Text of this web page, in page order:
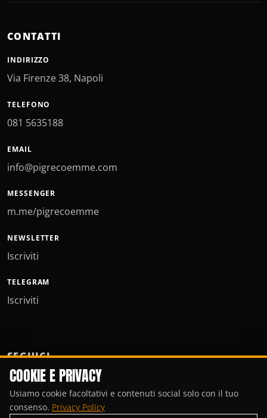
CONTATTI
INDIRIZZO
Via Firenze 38, Napoli
TELEFONO
081 5635188
EMAIL
info@pigrecoemme.com
MESSENGER
m.me/pigrecoemme
NEWSLETTER
Iscriviti
TELEGRAM
Iscriviti
SEGUICI
COOKIE E PRIVACY
Usiamo cookie facoltativi e contenuti social solo con il tuo
consenso. Privacy Policy